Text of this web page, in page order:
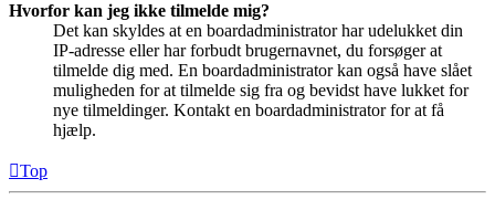
Hvorfor kan jeg ikke tilmelde mig?
Det kan skyldes at en boardadministrator har udelukket din
IP-adresse eller har forbudt brugernavnet, du forsøger at
tilmelde dig med. En boardadministrator kan også have slået
muligheden for at tilmelde sig fra og bevidst have lukket for
nye tilmeldinger. Kontakt en boardadministrator for at få
hjælp.
Top